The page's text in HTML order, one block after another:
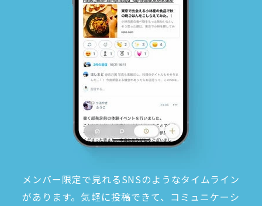
メンバー限定で見れるSNSのようなタイムライン
があります。気軽に投稿できて、コミュニケーシ